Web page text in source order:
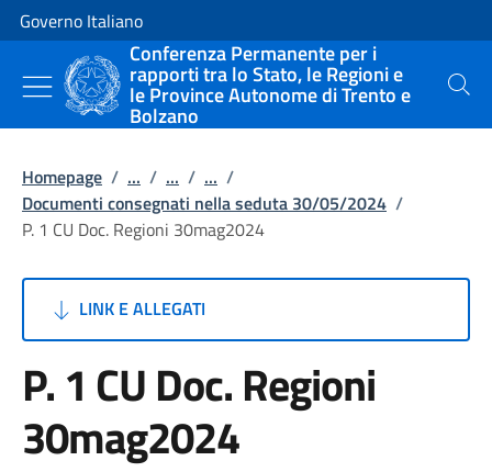
Vai al contenuto
Vai alla navigazione del sito
Governo Italiano
Conferenza Permanente per i
rapporti tra lo Stato, le Regioni e
le Province Autonome di Trento e
Bolzano
Cerca
Homepage / ... / ... / ... /
Documenti consegnati nella seduta 30/05/2024 /
P. 1 CU Doc. Regioni 30mag2024
LINK E ALLEGATI
P. 1 CU Doc. Regioni
30mag2024